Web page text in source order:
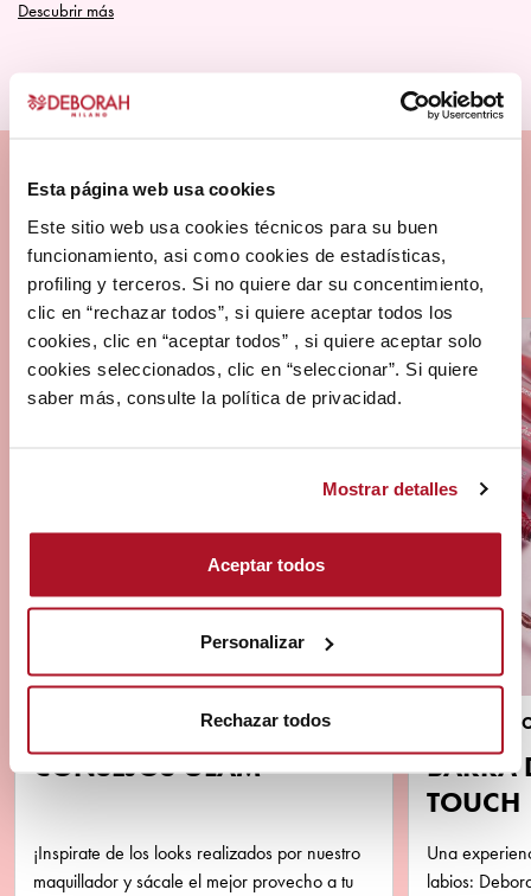
Esta página web usa cookies
Este sitio web usa cookies técnicos para su buen
funcionamiento, asi como cookies de estadísticas,
profiling y terceros. Si no quiere dar su concentimiento,
clic en “rechazar todos”, si quiere aceptar todos los
cookies, clic en “aceptar todos” , si quiere aceptar solo
cookies seleccionados, clic en “seleccionar”. Si quiere
saber más, consulte la política de privacidad.
Mostrar detalles
Aceptar todos
Personalizar
Rechazar todos
Descubrir más
CONSEJOS GLAM
¡Inspirate de los looks realizados por nuestro
maquillador y sácale el mejor provecho a tu
MARCA &
BARRA
TOUCH
Una
labios: